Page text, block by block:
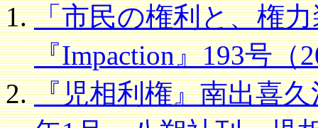
「市民の権利と、権
『Impaction』193号（
『児相利権』南出喜